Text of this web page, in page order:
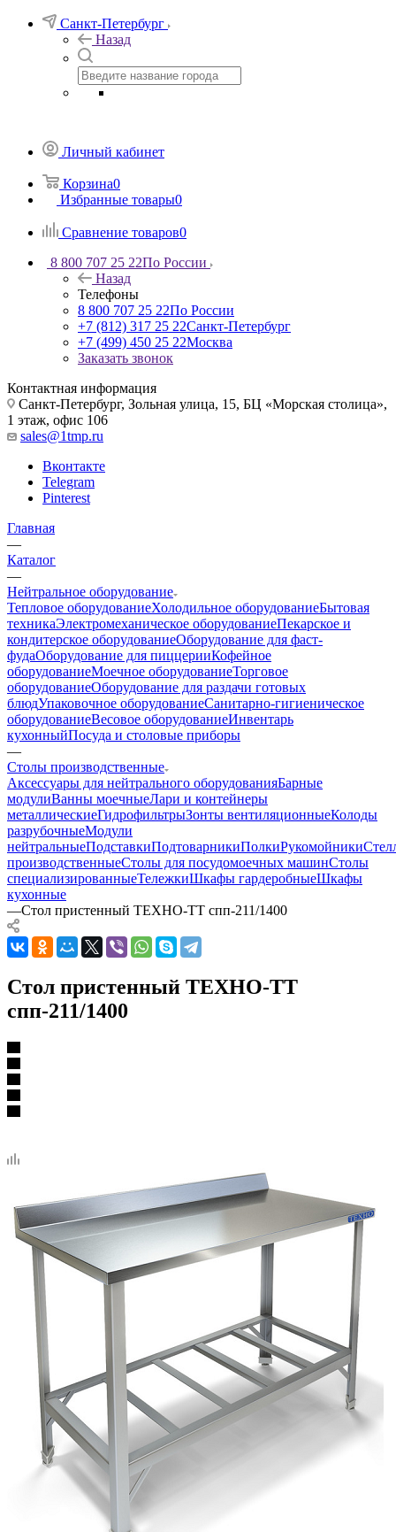
Санкт-Петербург
Назад
Личный кабинет
Корзина0
Избранные товары0
Сравнение товаров0
8 800 707 25 22По России
Назад
Телефоны
8 800 707 25 22По России
+7 (812) 317 25 22Санкт-Петербург
+7 (499) 450 25 22Москва
Заказать звонок
Контактная информация
Санкт-Петербург, Зольная улица, 15, БЦ «Морская столица»,
1 этаж, офис 106
sales@1tmp.ru
Вконтакте
Telegram
Pinterest
Главная
—
Каталог
—
Нейтральное оборудование
Тепловое оборудованиеХолодильное оборудованиеБытовая
техникаЭлектромеханическое оборудованиеПекарское и
кондитерское оборудованиеОборудование для фаст-
фудаОборудование для пиццерииКофейное
оборудованиеМоечное оборудованиеТорговое
оборудованиеОборудование для раздачи готовых
блюдУпаковочное оборудованиеСанитарно-гигиеническое
оборудованиеВесовое оборудованиеИнвентарь
кухонныйПосуда и столовые приборы
—
Столы производственные
Аксессуары для нейтрального оборудованияБарные
модулиВанны моечныеЛари и контейнеры
металлическиеГидрофильтрыЗонты вентиляционныеКолоды
разрубочныеМодули
нейтральныеПодставкиПодтоварникиПолкиРукомойники
производственныеСтолы для посудомоечных машинСтолы
специализированныеТележкиШкафы гардеробныеШкафы
кухонные
—Стол пристенный ТЕХНО-ТТ спп-211/1400
Стол пристенный ТЕХНО-ТТ
спп-211/1400